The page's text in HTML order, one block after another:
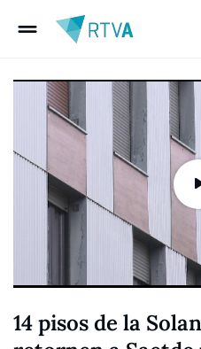
drag_handle
14 pisos de la